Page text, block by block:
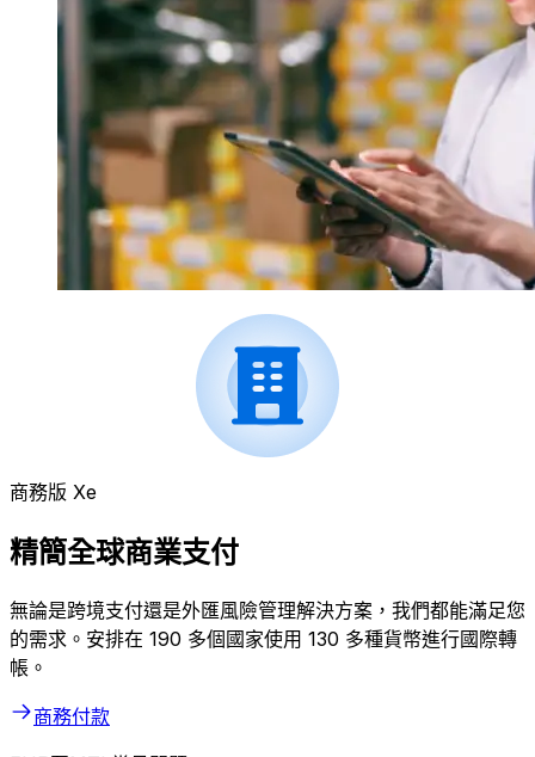
商務版 Xe
精簡全球商業支付
無論是跨境支付還是外匯風險管理解決方案，我們都能滿足您
的需求。安排在 190 多個國家使用 130 多種貨幣進行國際轉
帳。
商務付款